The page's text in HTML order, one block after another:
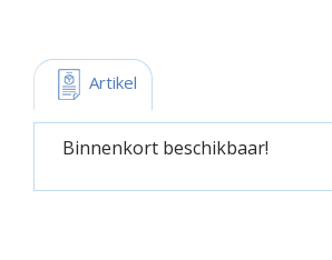
Artikel
Binnenkort beschikbaar!